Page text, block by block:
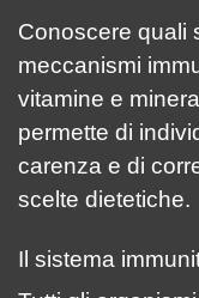
Conoscere quali
meccanismi
vitamine e
permette di
carenza e di
scelte dietetiche.
Il sistema